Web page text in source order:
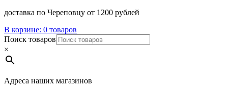
доставка по Череповцу от 1200 рублей
В корзине: 0 товаров
Поиск товаров
×
Адреса наших магазинов